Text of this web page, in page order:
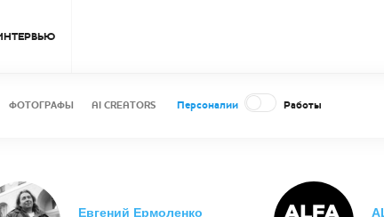
ФОТОГРАФЫ AI CREATORS Персоналии Работы
Евгений Ермоленко